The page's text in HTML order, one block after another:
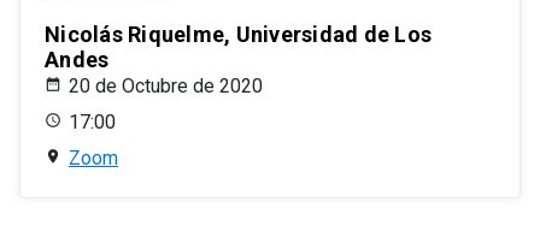
Nicolás Riquelme, Universidad de Los
Andes
20 de Octubre de 2020
17:00
Zoom